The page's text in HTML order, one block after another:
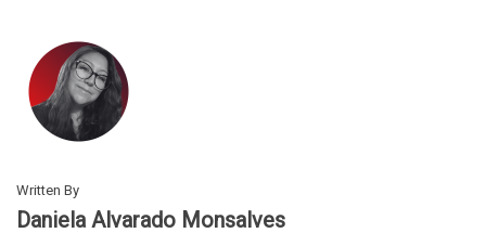
Written By
Daniela Alvarado Monsalves